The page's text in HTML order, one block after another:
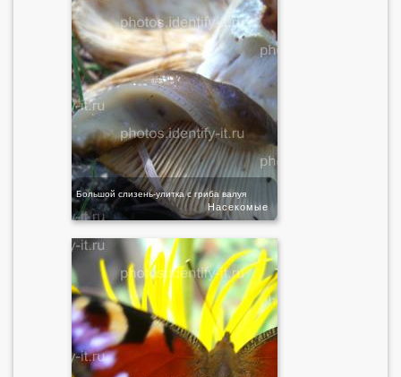
Большой слизень-улитка с гриба валуя
Насекомые